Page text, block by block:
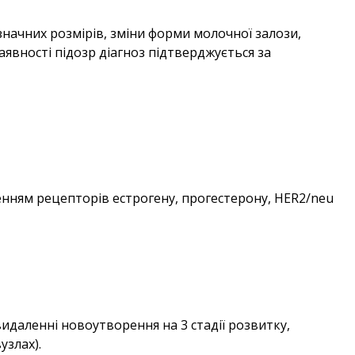
розмірів, зміни форми молочної залози,
підозр діагноз підтверджується за
рецепторів естрогену, прогестерону, HER2/neu
новоутворення на 3 стадії розвитку,